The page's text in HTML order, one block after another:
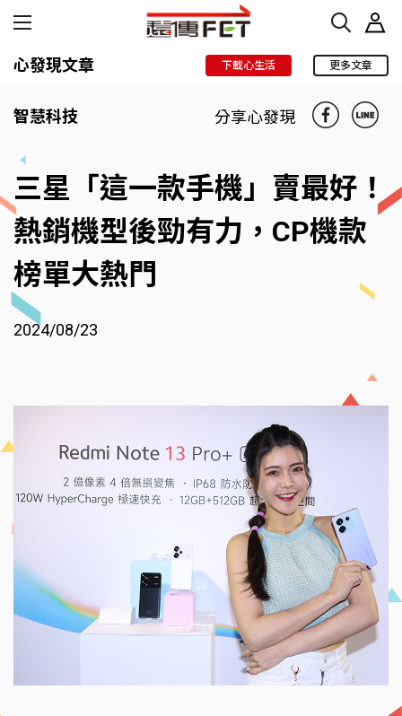
心發現文章 下載心生活 更多文章
智慧科技 分享心發現
三星「這一款手機」賣最好！
熱銷機型後勁有力，CP機款
榜單大熱門
2024/08/23